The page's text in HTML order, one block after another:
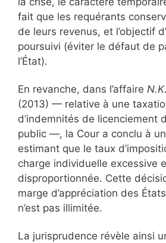
fait que les requérants
de leurs revenus, et l’objectif
poursuivi (éviter le défaut de
l’État).
En revanche, dans l’affaire
(2013) — relative à une
d’indemnités de licenciement
public —, la Cour a conclu à
estimant que le taux
charge individuelle excessive
disproportionnée. Cette
marge d’appréciation des
n’est pas illimitée.
La jurisprudence révèle ainsi